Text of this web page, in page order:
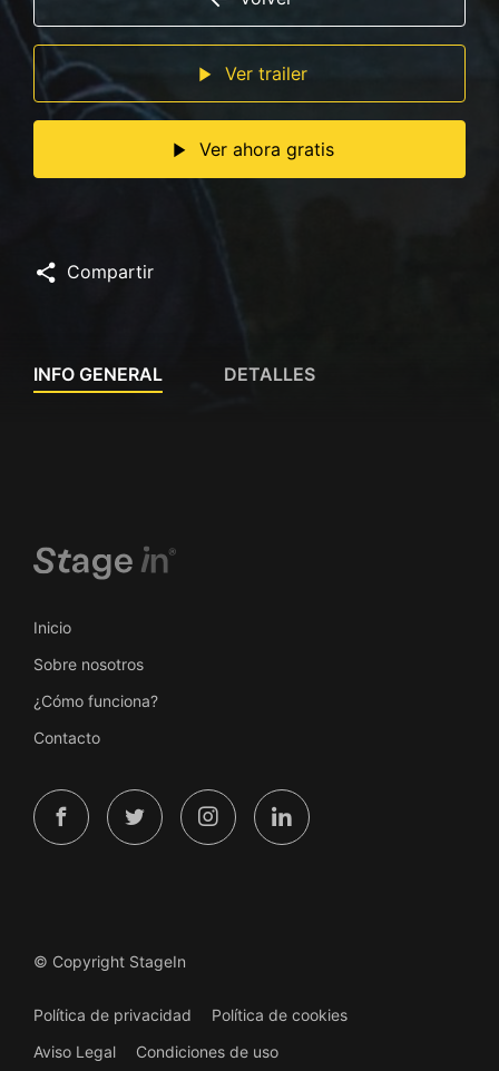
Ver trailer
Ver ahora gratis
Compartir
INFO GENERAL DETALLES
Inicio
Sobre nosotros
¿Cómo funciona?
Contacto
© Copyright StageIn
Política de privacidad
Política de cookies
Aviso Legal
Condiciones de uso